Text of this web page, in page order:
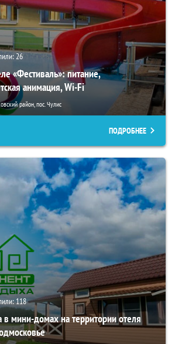
26
«Фестиваль»: питание,
анимация, Wi-Fi
район, пос. Чулис
ПОДРОБНЕЕ
118
мини-домах на территории отеля